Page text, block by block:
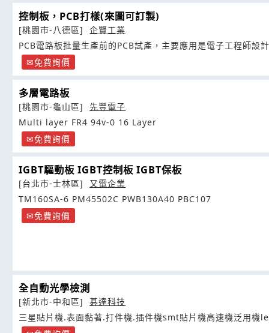
控制板，PCB打樣(來圖可訂製)
[桃園市-八德區]
企賢工業
PCB電路板批量生產前的PCB試產，主要應用是電子工程師設
免費詢價
多層電路板
[桃園市-龜山區]
先豐電子
Multi layer FR4 94v-0 16 Layer
免費詢價
IGBT驅動板 IGBT控制板 IGBT保板
[台北市-士林區]
又電企業
TM160SA-6 PM45502C PWB130A40 PBC107
免費詢價
全自動光學檢測
[新北市-中和區]
碁達科技
三星貼片機.表面黏著.打件機.插件機smt貼片機高速機泛用機